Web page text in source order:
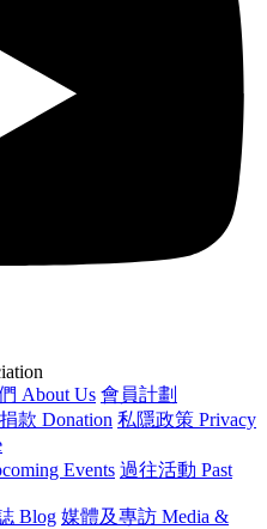
About Us 會員計劃
捐款 Donation 私隱政策 Privacy
Events 過往活動 Past
Blog 媒體及專訪 Media &